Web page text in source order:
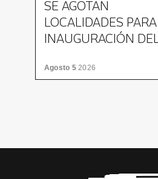
SE AGOTAN
LOCALIDADES PARA
INAUGURACIÓN DEL
Agosto 52026